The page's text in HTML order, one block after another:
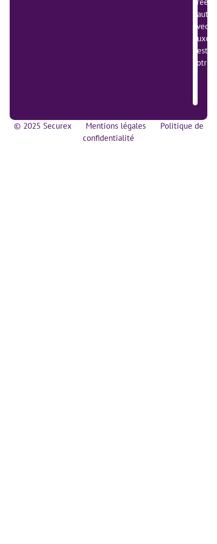
avec
votre
© 2025 Securex Mentions légales
Politique de
confidentialité